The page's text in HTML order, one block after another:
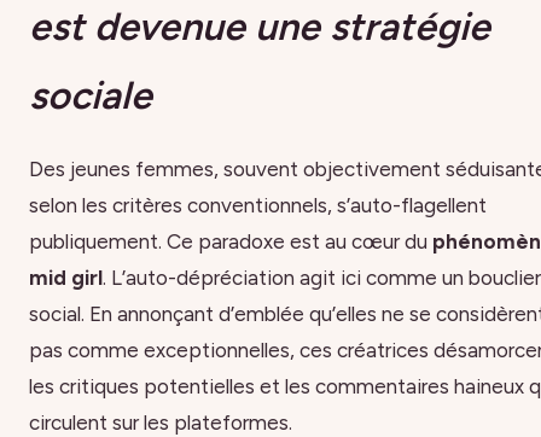
est devenue une stratégie
sociale
Des jeunes femmes, souvent objectivement
selon les critères conventionnels, s’auto-flagellent
publiquement. Ce paradoxe est au cœur du
mid girl. L’auto-dépréciation agit ici comme un bouclier
social. En annonçant d’emblée qu’elles ne se
pas comme exceptionnelles, ces créatrices
les critiques potentielles et les commentaires haineux
circulent sur les plateformes.